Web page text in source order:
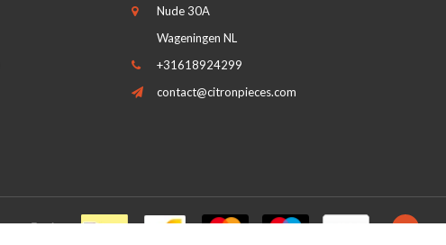
Nude 30A
Wageningen NL
+31618924299
contact@citronpieces.com